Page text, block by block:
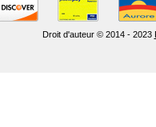
Droit d'auteur © 2014 - 2023